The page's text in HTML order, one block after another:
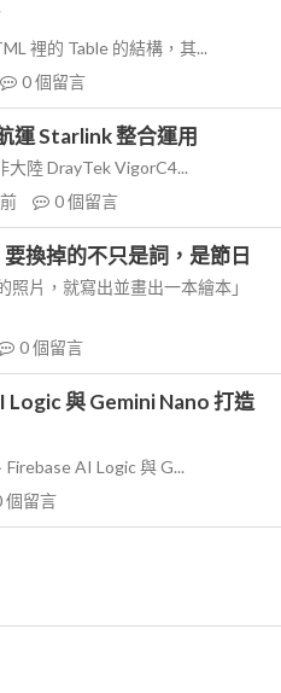
裡的 Table 的結構，其...
0個留言
運 Starlink 整合運用
大陸 DrayTek VigorC4...
0個留言
換掉的不只是詞，是節日
片，就寫出並畫出一本繪本」
0個留言
與 Gemini Nano 打造
AI Logic 與 G...
個留言